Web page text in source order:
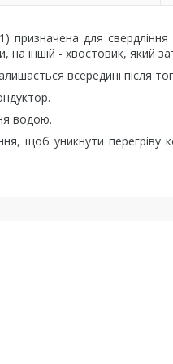
для
на іншій - хвостовик, який
всередині після
водою.
щоб уникнути перегріву